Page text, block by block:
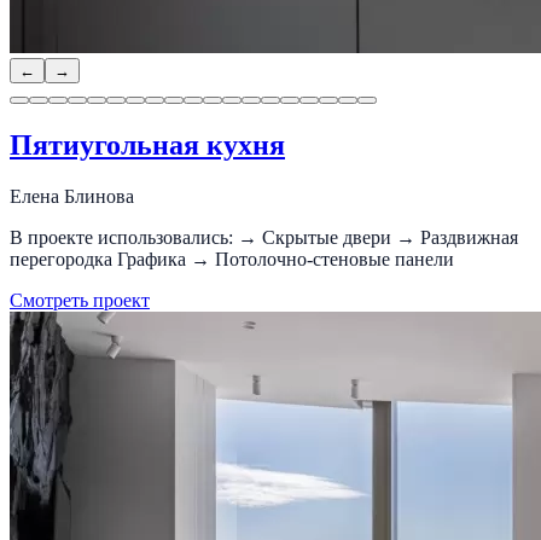
← →
Пятиугольная кухня
Елена Блинова
В проекте использовались: → Скрытые двери → Раздвижная
перегородка Графика → Потолочно-стеновые панели
Смотреть проект